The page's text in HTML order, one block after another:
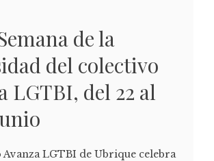
de la
del colectivo
LGTBI, del 22 al
LGTBI de Ubrique celebra